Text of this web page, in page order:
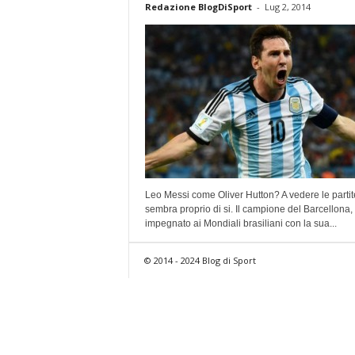
Redazione BlogDiSport - Lug 2, 2014
Leo Messi come Oliver Hutton? A vedere le
sembra proprio di si. Il campione del Barcellona,
impegnato ai Mondiali brasiliani con la sua...
© 2014 - 2024 Blog di Sport